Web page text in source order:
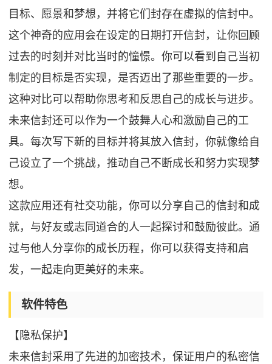
目标、愿景和梦想，并将它们封存在虚拟的信封中。
这个神奇的应用会在设定的日期打开信封，让你回顾
过去的时刻并对比当时的憧憬。你可以看到自己当初
制定的目标是否实现，是否迈出了那些重要的一步。
这种对比可以帮助你思考和反思自己的成长与进步。
未来信封还可以作为一个鼓舞人心和激励自己的工
具。每次写下新的目标并将其放入信封，你就像给自
己设立了一个挑战，推动自己不断成长和努力实现梦
想。
这款应用还有社交功能，你可以分享自己的信封和成
就，与好友或志同道合的人一起探讨和鼓励彼此。通
过与他人分享你的成长历程，你可以获得支持和启
发，一起走向更美好的未来。
软件特色
【隐私保护】
未来信封采用了先进的加密技术，保证用户的私密信